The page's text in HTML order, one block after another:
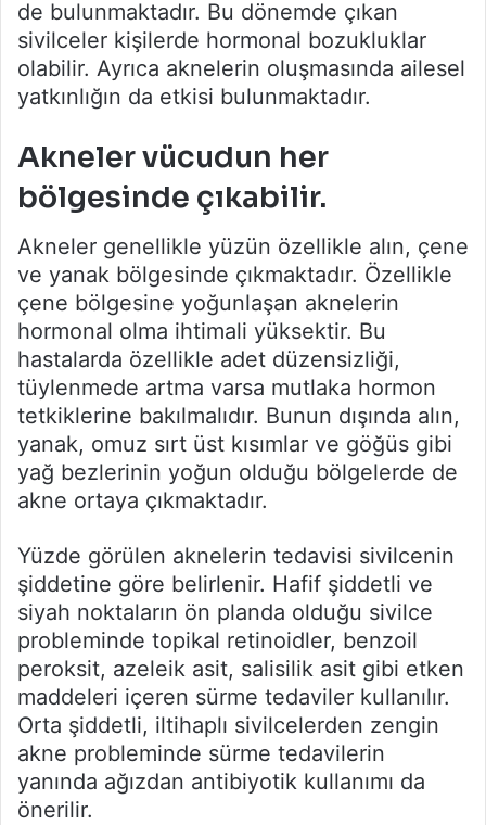
de bulunmaktadır. Bu dönemde çıkan
sivilceler kişilerde hormonal bozukluklar
olabilir. Ayrıca aknelerin oluşmasında ailesel
yatkınlığın da etkisi bulunmaktadır.
Akneler vücudun her
bölgesinde çıkabilir.
Akneler genellikle yüzün özellikle alın, çene
ve yanak bölgesinde çıkmaktadır. Özellikle
çene bölgesine yoğunlaşan aknelerin
hormonal olma ihtimali yüksektir. Bu
hastalarda özellikle adet düzensizliği,
tüylenmede artma varsa mutlaka hormon
tetkiklerine bakılmalıdır. Bunun dışında alın,
yanak, omuz sırt üst kısımlar ve göğüs gibi
yağ bezlerinin yoğun olduğu bölgelerde de
akne ortaya çıkmaktadır.
Yüzde görülen aknelerin tedavisi sivilcenin
şiddetine göre belirlenir. Hafif şiddetli ve
siyah noktaların ön planda olduğu sivilce
probleminde topikal retinoidler, benzoil
peroksit, azeleik asit, salisilik asit gibi etken
maddeleri içeren sürme tedaviler kullanılır.
Orta şiddetli, iltihaplı sivilcelerden zengin
akne probleminde sürme tedavilerin
yanında ağızdan antibiyotik kullanımı da
önerilir.